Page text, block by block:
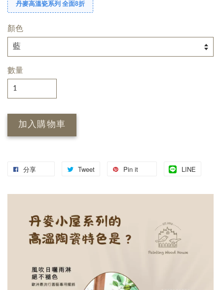
丹麥高溫瓷系列 全面8折
顏色
數量
加入購物車
分享 Tweet Pin it LINE